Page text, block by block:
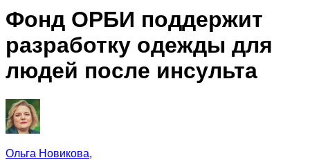
Фонд ОРБИ поддержит
разработку одежды для
людей после инсульта
Ольга Новикова,